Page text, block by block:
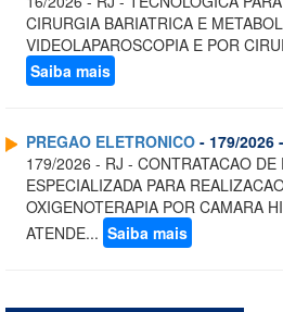
CIRURGIA BARIATRICA E
VIDEOLAPAROSCOPIA E POR
Saiba mais
PREGAO ELETRONICO - 179/2026
179/2026 - RJ - CONTRATACAO DE
ESPECIALIZADA PARA
OXIGENOTERAPIA POR CAMARA
ATENDE... Saiba mais